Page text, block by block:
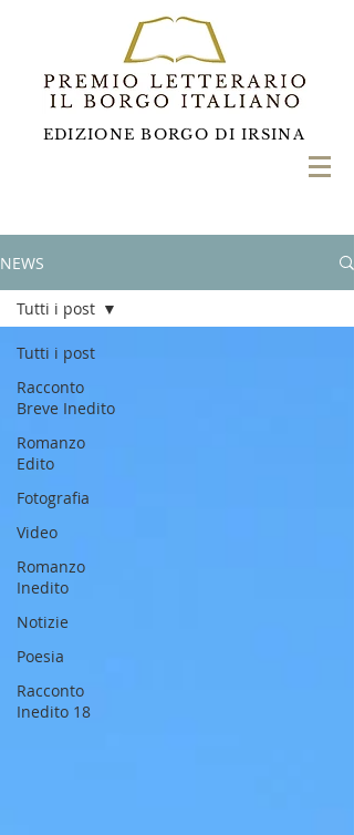
EDIZIONE BORGO DI IRSINA
NEWS
Tutti i post
Racconto
Breve Inedito
Romanzo
Edito
Fotografia
Video
Romanzo
Inedito
Notizie
Poesia
Racconto
Inedito 18
Tutti i post